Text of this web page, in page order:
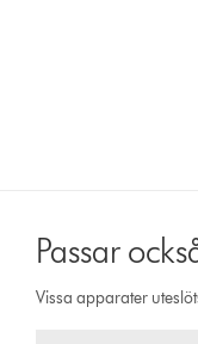
Passar
Vissa apparater